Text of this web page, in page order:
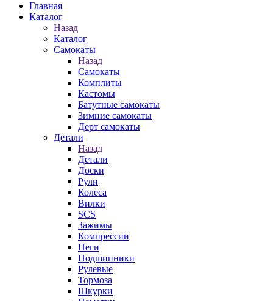
Главная
Каталог
Назад
Каталог
Самокаты
Назад
Самокаты
Комплиты
Кастомы
Батутные самокаты
Зимние самокаты
Дерт самокаты
Детали
Назад
Детали
Доски
Рули
Колеса
Вилки
SCS
Зажимы
Компрессии
Пеги
Подшипники
Рулевые
Тормоза
Шкурки